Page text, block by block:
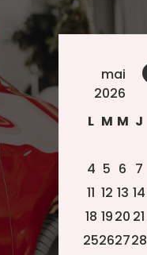
mai
2026
L M M J
4 5 6 7
11 12 13 14
18 1920 21
25262728